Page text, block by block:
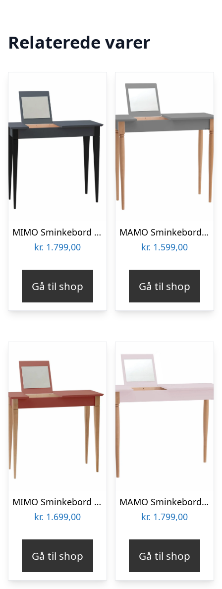
Relaterede varer
MIMO Sminkebord med spejl – 85×35 cm sorte ben / grafit
kr. 1.799,00
Gå til shop
MAMO Sminkebord med spejl – 65x35cm Mørkegrå
kr. 1.599,00
Gå til shop
MIMO Sminkebord med spejl 85x35cm Antik pink
kr. 1.699,00
Gå til shop
MAMO Sminkebord med spejl – 105x35cm Pink
kr. 1.799,00
Gå til shop